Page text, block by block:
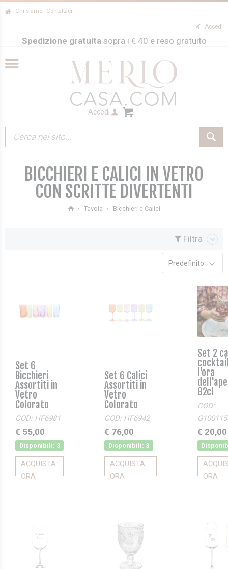
Chi siamo Contattaci
Accedi
Spedizione gratuitasopra i € 40 e reso gratuito
Accedi
BICCHIERI E CALICI IN VETRO
CON SCRITTE DIVERTENTI
Tavola Bicchieri e Calici
Filtra
Predefinito
Set 6
Bicchieri
Assortiti in
Vetro
Colorato
COD: HF6981
€ 55,00
Disponibili: 3
ACQUISTA
ORA
Set 6 Calici
Assortiti in
Vetro
Colorato
COD: HF6942
€ 76,00
Disponibili: 3
ACQUISTA
ORA
Set 2
l'ora
82cl
COD:
€ 20,00
ORA